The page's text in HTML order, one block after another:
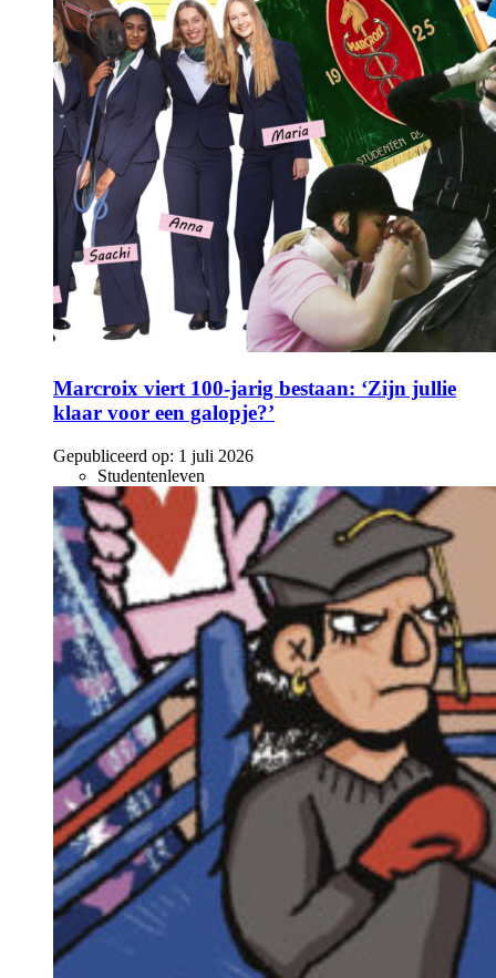
Marcroix viert 100-jarig bestaan: ‘Zijn jullie
klaar voor een galopje?’
Gepubliceerd op: 1 juli 2026
Studentenleven